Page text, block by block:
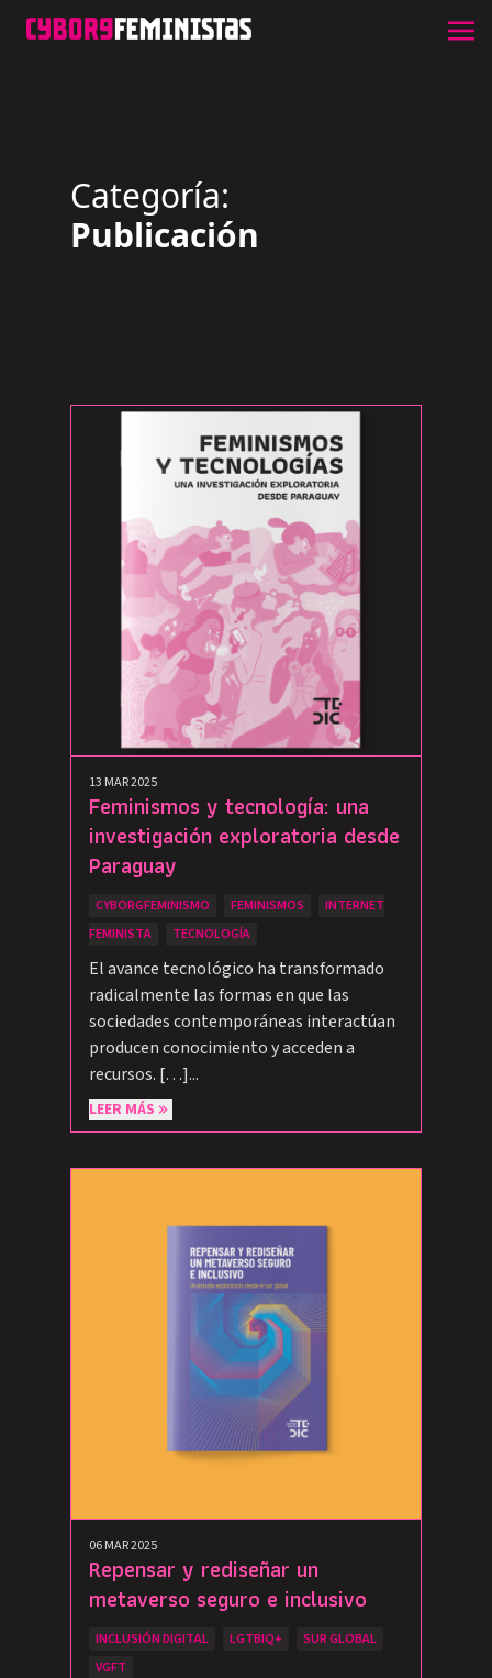
Categoría:
Publicación
13 MAR 2025
Feminismos y tecnología: una
investigación exploratoria desde
Paraguay
CYBORGFEMINISMO FEMINISMOS
INTERNET
FEMINISTA
TECNOLOGÍA
El avance tecnológico ha transformado
radicalmente las formas en que las
sociedades contemporáneas interactúan
producen conocimiento y acceden a
recursos. […]...
LEER MÁS
06 MAR 2025
Repensar y rediseñar un
metaverso seguro e inclusivo
INCLUSIÓN DIGITAL LGTBIQ+
SUR GLOBAL
VGFT